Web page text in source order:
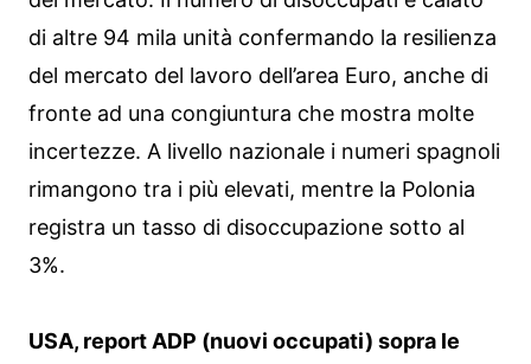
di altre 94 mila unità confermando la resilienza
del mercato del lavoro dell’area Euro, anche di
fronte ad una congiuntura che mostra molte
incertezze. A livello nazionale i numeri spagnoli
rimangono tra i più elevati, mentre la Polonia
registra un tasso di disoccupazione sotto al
3%.
USA, report ADP (nuovi occupati) sopra le